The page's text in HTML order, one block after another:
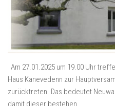
Am 27.01.2025 um 19.00 Uhr
Haus Kanevedenn zur
zurücktreten. Das bedeutet
damit dieser bestehen…